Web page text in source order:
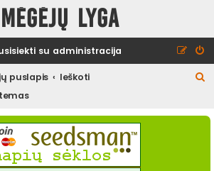
lyga
su administracija
puslapis
Ieškoti
š